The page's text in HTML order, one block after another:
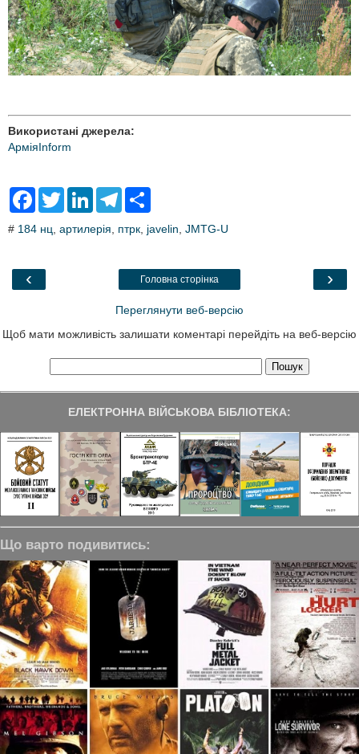
Використані джерела:
АрміяInform
F
e
o
T
t
L
k
T
e
a
r
# 184 нц артилерія птрк javelin JMTG-U
‹ ›
Головна сторінка
Переглянути веб-версію
Щоб мати можливість залишати коментарі перейдіть на веб-версію
ЕЛЕКТРОННА ВІЙСЬКОВА БІБЛІОТЕКА:
Що варто подивитись: